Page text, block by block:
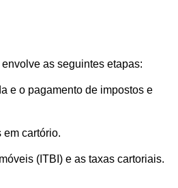
as seguintes etapas:
e o pagamento de impostos e
cartório.
(ITBI) e as taxas cartoriais.